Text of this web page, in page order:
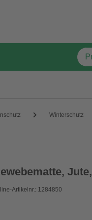
Winterschutz
Artikelnr.: 1284850